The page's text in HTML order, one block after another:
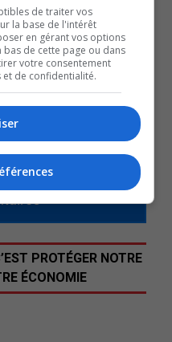
brillé de mille feux et a
partisan.
dont 2 buts et
PROTÉGER NOTRE
ÉCONOMIE
de traiter vos
la base de l'intérêt
en gérant vos options
bas de cette page ou dans
votre consentement
de confidentialité.